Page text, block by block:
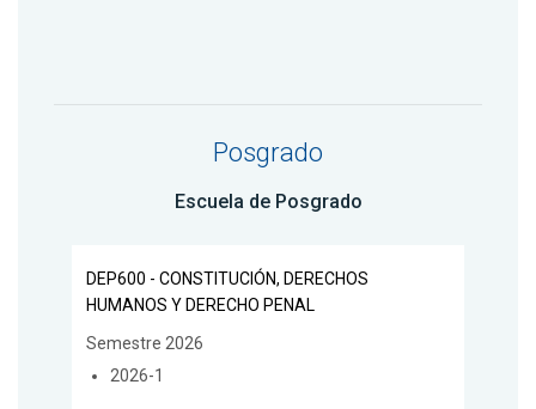
Posgrado
Escuela de Posgrado
DEP600 - CONSTITUCIÓN, DERECHOS
HUMANOS Y DERECHO PENAL
Semestre 2026
2026-1